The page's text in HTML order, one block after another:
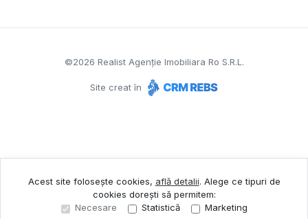
©2026 Realist Agenție Imobiliara Ro S.R.L.
Site creat în
Acest site folosește cookies, află detalii. Alege ce tipuri de
cookies dorești să permitem:
Necesare
Statistică Marketing